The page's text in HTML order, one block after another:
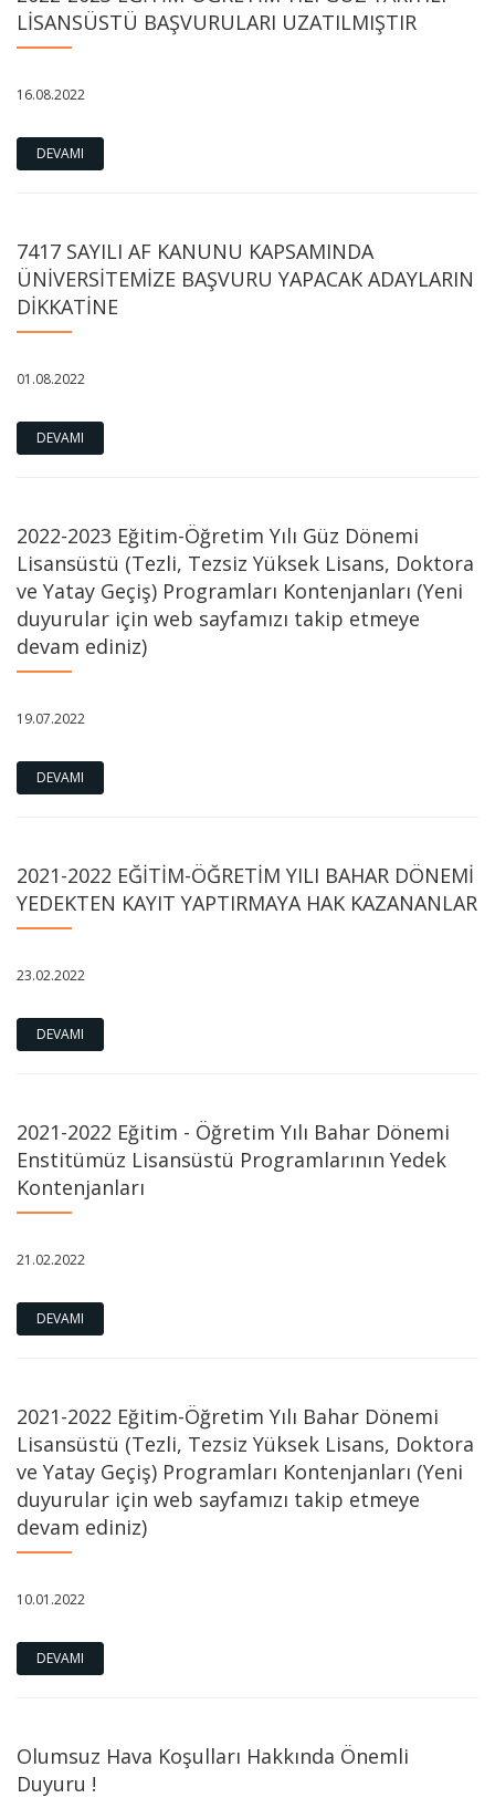
LİSANSÜSTÜ BAŞVURULARI UZATILMIŞTIR
16.08.2022
DEVAMI
7417 SAYILI AF KANUNU KAPSAMINDA
ÜNİVERSİTEMİZE BAŞVURU YAPACAK ADAYLARIN
DİKKATİNE
01.08.2022
DEVAMI
2022-2023 Eğitim-Öğretim Yılı Güz Dönemi
Lisansüstü (Tezli, Tezsiz Yüksek Lisans, Doktora
ve Yatay Geçiş) Programları Kontenjanları (Yeni
duyurular için web sayfamızı takip etmeye
devam ediniz)
19.07.2022
DEVAMI
2021-2022 EĞİTİM-ÖĞRETİM YILI BAHAR DÖNEMİ
YEDEKTEN KAYIT YAPTIRMAYA HAK KAZANANLAR
23.02.2022
DEVAMI
2021-2022 Eğitim - Öğretim Yılı Bahar Dönemi
Enstitümüz Lisansüstü Programlarının Yedek
Kontenjanları
21.02.2022
DEVAMI
2021-2022 Eğitim-Öğretim Yılı Bahar Dönemi
Lisansüstü (Tezli, Tezsiz Yüksek Lisans, Doktora
ve Yatay Geçiş) Programları Kontenjanları (Yeni
duyurular için web sayfamızı takip etmeye
devam ediniz)
10.01.2022
DEVAMI
Olumsuz Hava Koşulları Hakkında Önemli
Duyuru !